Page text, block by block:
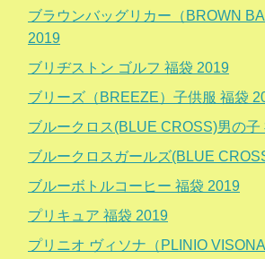
ブラウンバッグリカー（BROWN
2019
ブリヂストン ゴルフ 福袋 2019
ブリーズ（BREEZE）子供服 福袋
ブルークロス(BLUE CROSS)男の子
ブルークロスガールズ(BLUE
ブルーボトルコーヒー 福袋 2019
プリキュア 福袋 2019
プリニオ ヴィソナ（PLINIO